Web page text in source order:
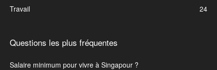
Travail
24
Questions les plus fréquentes
Salaire minimum pour vivre à Singapour ?